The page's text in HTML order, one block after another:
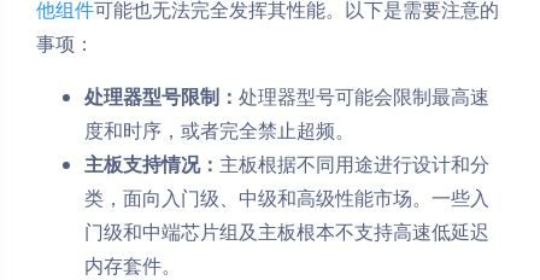
他组件可能也无法完全发挥其性能。以下是需要注意的
事项：
处理器型号限制： 处理器型号可能会限制最高速
度和时序，或者完全禁止超频。
主板支持情况： 主板根据不同用途进行设计和分
类，面向入门级、中级和高级性能市场。一些入
门级和中端芯片组及主板根本不支持高速低延迟
内存套件。